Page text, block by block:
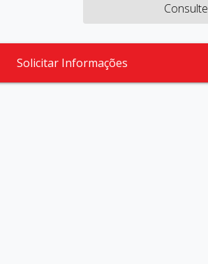
Consulte
Solicitar Informações